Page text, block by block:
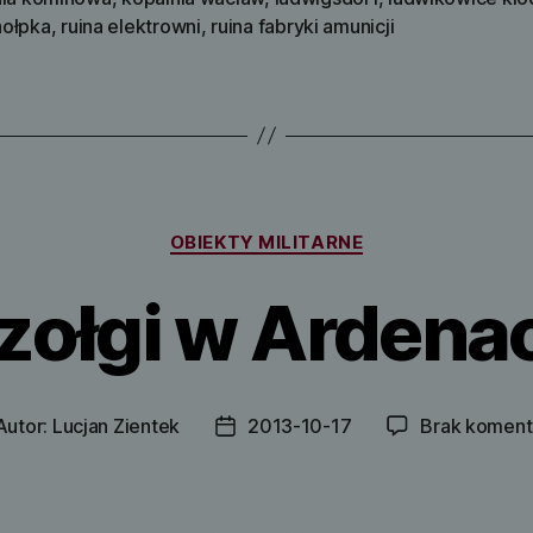
, ruina elektrowni, ruina fabryki amunicji
Kategorie
OBIEKTY MILITARNE
w
Lucjan Zientek
Data2013-10-17 Brak